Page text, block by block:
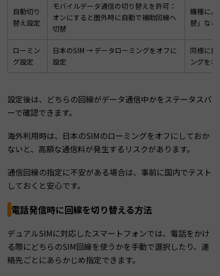
自動切り
替え設定
モバイルデータ通信の切り替えを許可：
オンにすると圏外時に自動で補助回線へ
切替
機種によ
替」など
ローミン
グ設定
日本のSIM → データローミングをオフに
設定
同様に日
ングをオ
設定後は、どちらの回線がデータ通信中かをステータスバ
ーで確認できます。
海外利用時は、日本のSIMのローミングをオフにしておか
ないと、高額な通信料が発生するリスクがあります。
通信回線の指定に不安がある場合は、事前に国内でテスト
しておくと安心です。
電話発信時に回線を切り替える方法
デュアルSIMに対応したスマートフォンでは、電話をかけ
る際にどちらのSIM回線を使うかを手動で選択したり、連
絡先ごとにあらかじめ指定できます。